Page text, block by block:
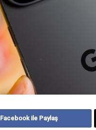
Facebook ile Paylaş